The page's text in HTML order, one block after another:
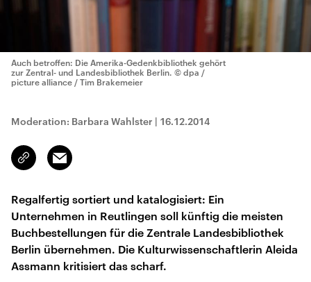
Auch betroffen: Die Amerika-Gedenkbibliothek gehört
zur Zentral- und Landesbibliothek Berlin. © dpa /
picture alliance / Tim Brakemeier
Moderation: Barbara Wahlster | 16.12.2014
Link
kopieren/teilen
Email
Regalfertig sortiert und katalogisiert: Ein
Unternehmen in Reutlingen soll künftig die meisten
Buchbestellungen für die Zentrale Landesbibliothek
Berlin übernehmen. Die Kulturwissenschaftlerin Aleida
Assmann kritisiert das scharf.